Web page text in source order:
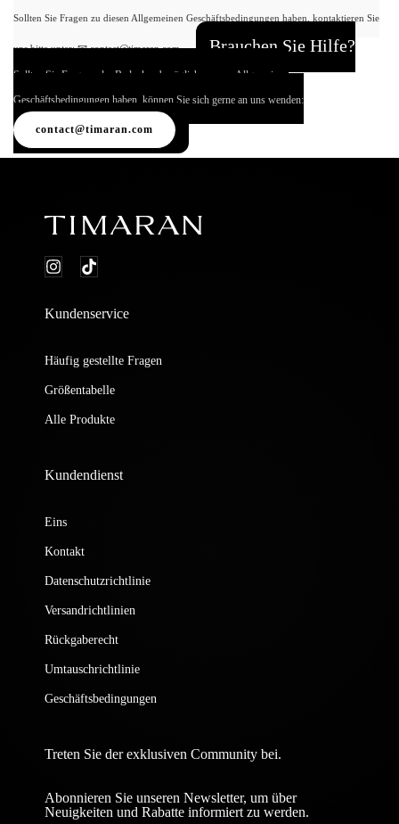
Sollten Sie Fragen zu diesen Allgemeinen Geschäftsbedingungen haben, kontaktieren Sie
uns bitte unter: 📧 contact@timaran.com Brauchen Sie Hilfe?
Sollten Sie Fragen oder Bedenken bezüglich unserer Allgemeinen
Geschäftsbedingungen haben, können Sie sich gerne an uns wenden:
contact@timaran.com
Kundenservice
Häufig gestellte Fragen
Größentabelle
Alle Produkte
Kundendienst
Eins
Kontakt
Datenschutzrichtlinie
Versandrichtlinien
Rückgaberecht
Umtauschrichtlinie
Geschäftsbedingungen
Treten Sie der exklusiven Community bei.
Abonnieren Sie unseren Newsletter, um über
Neuigkeiten und Rabatte informiert zu werden.